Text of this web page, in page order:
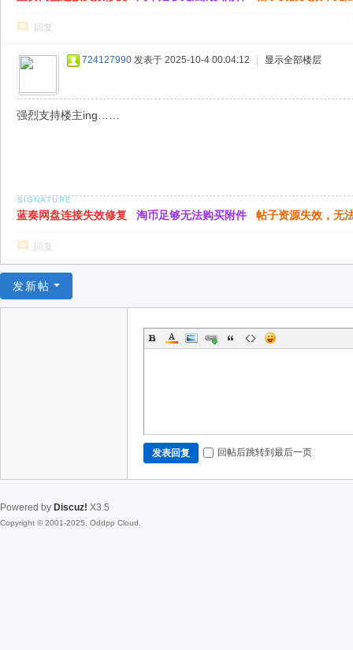
回复
724127990 发表于 2025-10-4 00:04:12 显示全部楼层
强烈支持楼主ing……
蓝奏网盘连接失效修复 淘币足够无法购买附件 帖子资源失效，无
回复
发新帖
发表回复 回帖后跳转到最后一页
Powered by Discuz! X3.5
Copyright © 2001-2025, Oddpp Cloud.